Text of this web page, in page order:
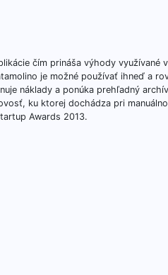
čím prináša výhody využívané
je možné používať ihneď a
náklady a ponúka prehľadný archív
ku ktorej dochádza pri
Awards 2013.